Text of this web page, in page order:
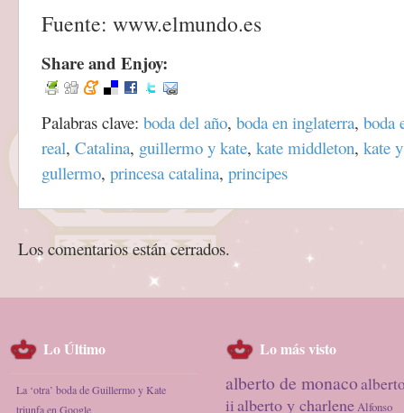
Fuente: www.elmundo.es
Share and Enjoy:
Palabras clave: boda del año, boda en inglaterra, boda
real, Catalina, guillermo y kate, kate middleton, kate
gullermo, princesa catalina, principes
Los comentarios están cerrados.
Lo Último
La ‘otra’ boda de Guillermo y Kate
triunfa en Google
Lo más visto
alberto de monaco
iialberto y charleneAlfonso